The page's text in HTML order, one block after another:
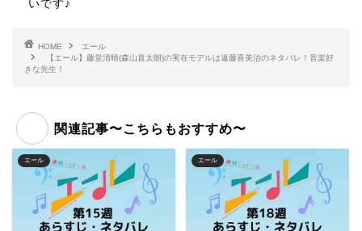
いです♪
HOME
エール
【エール】藤堂清晴(森山直太朗)の実在モデルは遠藤喜美治のネタバレ！音楽好
きな先生！
関連記事〜こちらもおすすめ〜
エール エール